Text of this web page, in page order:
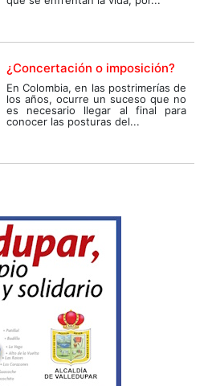
¿Concertación o imposición?
En Colombia, en las postrimerías de
los años, ocurre un suceso que no
es necesario llegar al final para
conocer las posturas del...